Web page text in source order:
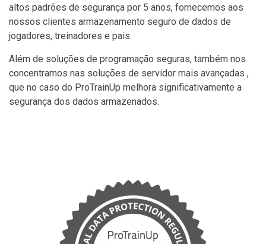
altos padrões de segurança por 5 anos, fornecemos aos
nossos clientes armazenamento seguro de dados de
jogadores, treinadores e pais.
Além de soluções de programação seguras, também nos
concentramos nas soluções de servidor mais avançadas ,
que no caso do ProTrainUp melhora significativamente a
segurança dos dados armazenados.